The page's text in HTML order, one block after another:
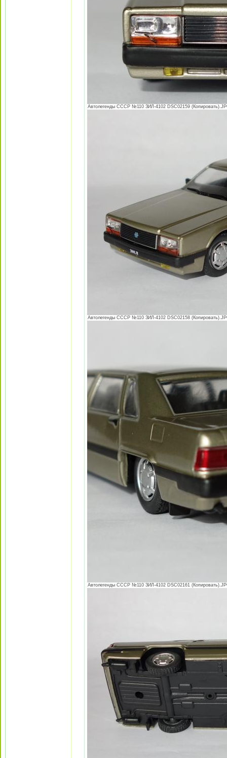
Автолегенды СССР №110 ЗИЛ-4102 DSC02159
Автолегенды СССР №110 ЗИЛ-4102 DSC02158
Автолегенды СССР №110 ЗИЛ-4102 DSC02161